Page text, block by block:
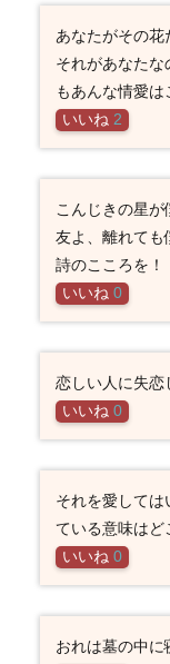
あなたがその花
それがあなたな
もあんな情愛は
いいね 2
こんじきの星が
友よ、離れても
詩のこころを！
いいね 0
恋しい人に失恋
いいね 0
それを愛しては
ている意味はど
いいね 0
おれは墓の中に